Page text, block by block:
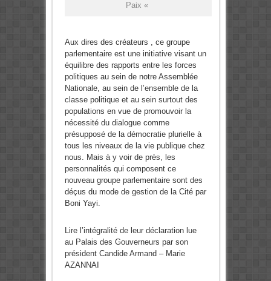
Paix «
Aux dires des créateurs , ce groupe
parlementaire est une initiative visant un
équilibre des rapports entre les forces
politiques au sein de notre Assemblée
Nationale, au sein de l’ensemble de la
classe politique et au sein surtout des
populations en vue de promouvoir la
nécessité du dialogue comme
présupposé de la démocratie plurielle à
tous les niveaux de la vie publique chez
nous. Mais à y voir de près, les
personnalités qui composent ce
nouveau groupe parlementaire sont des
déçus du mode de gestion de la Cité par
Boni Yayi.
Lire l’intégralité de leur déclaration lue
au Palais des Gouverneurs par son
président Candide Armand – Marie
AZANNAI